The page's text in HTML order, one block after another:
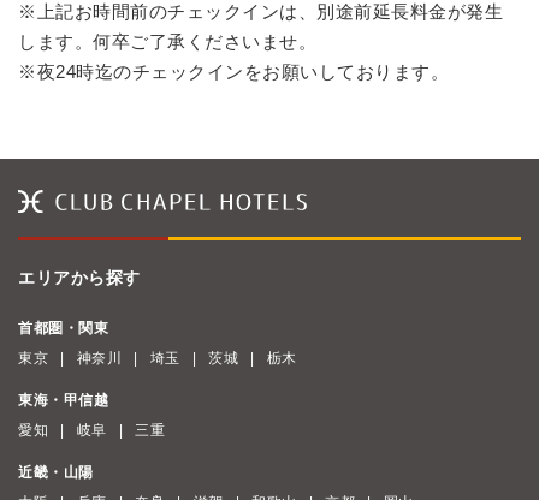
※上記お時間前のチェックインは、別途前延長料金が発生
します。何卒ご了承くださいませ。
※夜24時迄のチェックインをお願いしております。
エリアから探す
首都圏・関東
東京
神奈川 埼玉 茨城 栃木
東海・甲信越
愛知
岐阜 三重
近畿・山陽